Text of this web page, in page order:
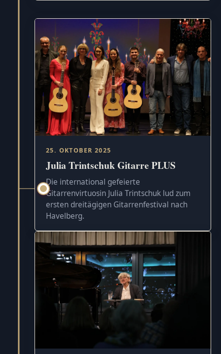
25. OKTOBER 2025
Julia Trintschuk Gitarre PLUS
Die international gefeierte
Gitarrenvirtuosin Julia Trintschuk lud zum
ersten dreitägigen Gitarrenfestival nach
Havelberg.